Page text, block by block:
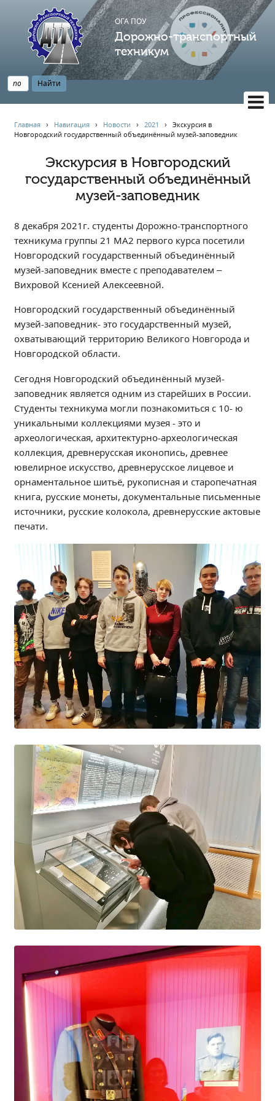
ОГА ПОУ
Дорожно-транспортный
техникум
НАВИГАЦИЯ
Главная
Профессионалитет
АБИТУРИЕНТУ
Новости
Наблюдательный совет
Информация
Независимая оценка качества
Обращения онлайн
Контакты
Региональный центр по профилактике ДДТТ
Учебно-производственный комплекс
Центр карьеры
Противодействие коррупции
Всероссийское чемпионатное движение
Региональная инновационная площадка
СВЕДЕНИЯ ОБ ОБРАЗОВАТЕЛЬНОЙ ОРГАНИЗАЦИИ
Основные сведения
Структура и органы управления образовательной
организацией
Документы
Образование
Образовательные стандарты и требования
Руководство
Педагогический состав
Материально-техническое обеспечение и
оснащенность образовательного процесса.
Доступная среда
Стипендии и меры поддержки обучающихся
Платные образовательные услуги
Финансово-хозяйственная деятельность
Вакантные места для приёма (перевода)
Международное сотрудничество
Организация питания в образовательной
организации
УЧЕБНАЯ РАБОТА
Расписание занятий
Заочное отделение
Локальные акты
ВОСПИТАТЕЛЬНАЯ РАБОТА
Безопасность на железной дороге
Дополнительное образование
Информационная безопасность
Информация для детей-сирот
Памятные даты военной истории
Пожарная безопасность
Программа воспитания
Противодействие терроризму
Профилактическая работа
Работа педагога-психолога
Главная › Навигация › Новости ›2021 ›Экскурсия в
Новгородский государственный объединённый музей-заповедник
Экскурсия в Новгородский
государственный объединённый
музей-заповедник
8 декабря 2021г. студенты Дорожно-транспортного
техникума группы 21 МА2 первого курса посетили
Новгородский государственный объединённый
музей-заповедник вместе с преподавателем –
Вихровой Ксенией Алексеевной.
Новгородский государственный объединённый
музей-заповедник- это государственный музей,
охватывающий территорию Великого Новгорода и
Новгородской области.
Сегодня Новгородский объединённый музей-
заповедник является одним из старейших в России.
Студенты техникума могли познакомиться с 10- ю
уникальными коллекциями музея - это и
археологическая, архитектурно-археологическая
коллекция, древнерусская иконопись, древнее
ювелирное искусство, древнерусское лицевое и
орнаментальное шитьё, рукописная и старопечатная
книга, русские монеты, документальные письменные
источники, русские колокола, древнерусские актовые
печати.